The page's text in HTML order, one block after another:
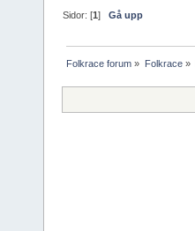
Sidor: [1]Gå upp
Folkrace forum » Folkrace»